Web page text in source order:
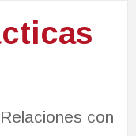
con